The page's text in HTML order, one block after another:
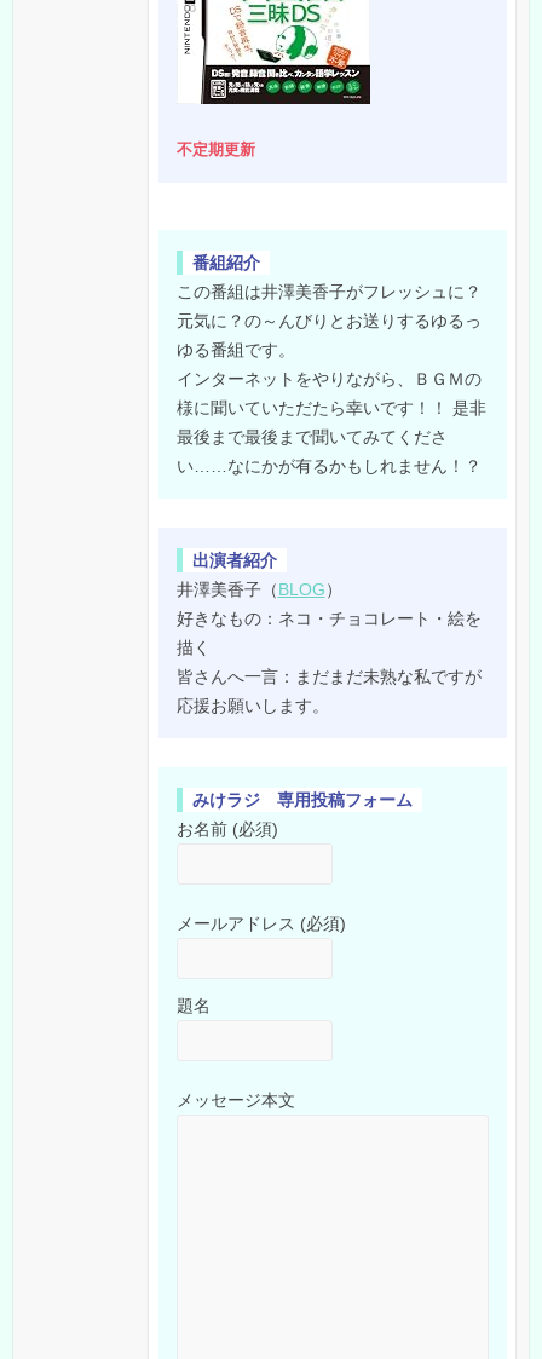
不定期更新
番組紹介
この番組は井澤美香子がフレッシュに？
元気に？の～んびりとお送りするゆるっ
ゆる番組です。
インターネットをやりながら、ＢＧＭの
様に聞いていただたら幸いです！！ 是非
最後まで最後まで聞いてみてくださ
い……なにかが有るかもしれません！？
出演者紹介
井澤美香子（BLOG）
好きなもの：ネコ・チョコレート・絵を
描く
皆さんへ一言：まだまだ未熟な私ですが
応援お願いします。
みけラジ 専用投稿フォーム
お名前 (必須)
メールアドレス (必須)
題名
メッセージ本文